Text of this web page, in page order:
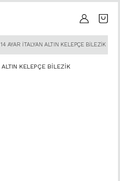
14 AYAR İTALYAN ALTIN KELEPÇE BİLEZİK